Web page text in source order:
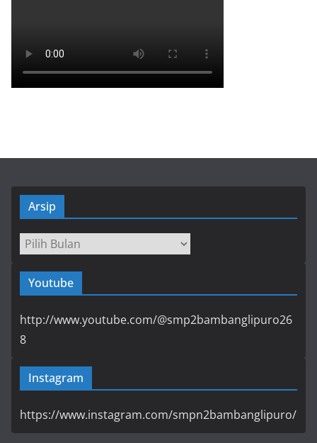
Arsip
Arsip
Youtube
http://www.youtube.com/@smp2bambanglipuro26
8
Instagram
https://www.instagram.com/smpn2bambanglipuro/